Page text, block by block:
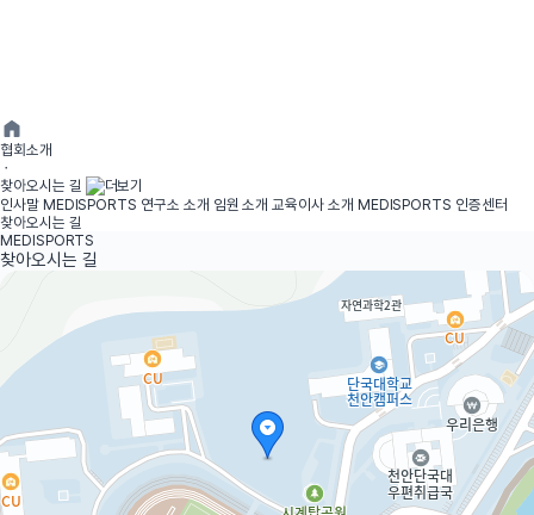
협회소개
ㆍ
찾아오시는 길
인사말 MEDISPORTS 연구소 소개 임원 소개교육이사 소개 MEDISPORTS 인증센터
찾아오시는 길
MEDISPORTS
찾아오시는 길